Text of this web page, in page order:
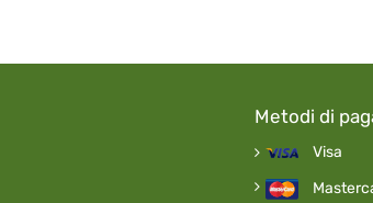
Metodi di
Visa